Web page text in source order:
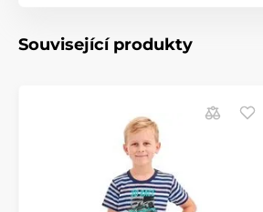
Související produkty